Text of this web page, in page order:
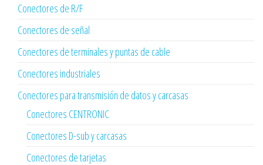
Conectores de R/F
Conectores de señal
Conectores de terminales y puntas de cable
Conectores industriales
Conectores para transmisión de datos y carcasas
Conectores CENTRONIC
Conectores D-sub y carcasas
Conectores de tarjetas